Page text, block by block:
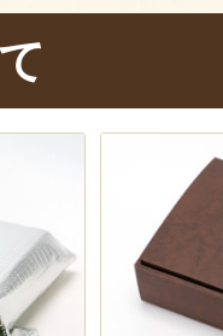
ん、車麩か
します。
味出してま